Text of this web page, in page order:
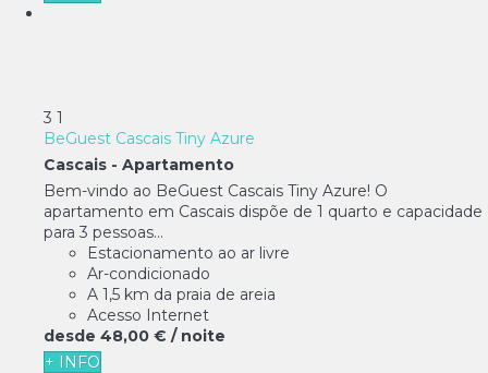
3 1
BeGuest Cascais Tiny Azure
Cascais - Apartamento
Bem-vindo ao BeGuest Cascais Tiny Azure! O
apartamento em Cascais dispõe de 1 quarto e capacidade
para 3 pessoas...
Estacionamento ao ar livre
Ar-condicionado
A 1,5 km da praia de areia
Acesso Internet
desde 48,00 € / noite
+ INFO